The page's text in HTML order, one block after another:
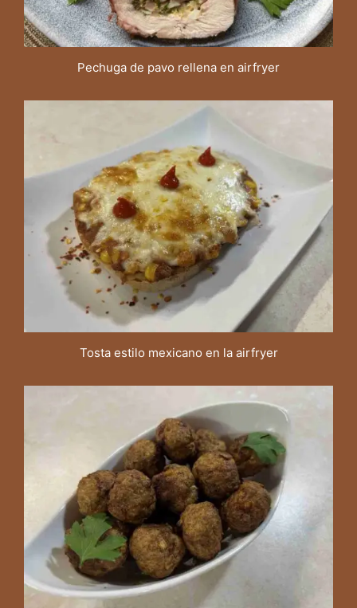
Pechuga de pavo rellena en airfryer
Tosta estilo mexicano en la airfryer